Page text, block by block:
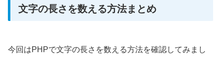
文字の長さを数える方法まとめ
今回はPHPで文字の長さを数える方法を確認してみまし